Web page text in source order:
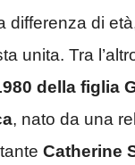
differenza di
unita. Tra
della figlia
, nato da una
Catherine